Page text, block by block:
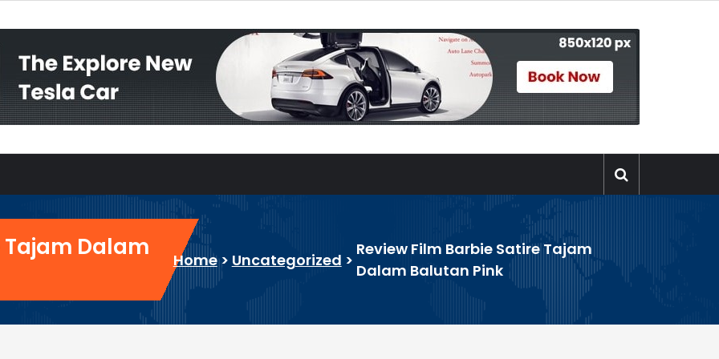
Tajam Dalam
Home> Uncategorized >
Review Film Barbie Satire Tajam
Dalam Balutan Pink